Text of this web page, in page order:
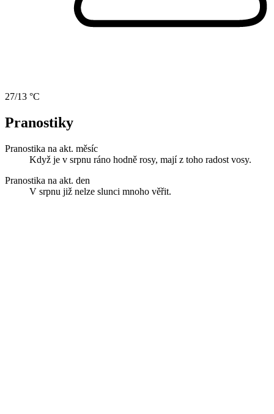
27/13 °C
Pranostiky
Pranostika na akt. měsíc
Když je v srpnu ráno hodně rosy, mají z toho radost vosy.
Pranostika na akt. den
V srpnu již nelze slunci mnoho věřit.